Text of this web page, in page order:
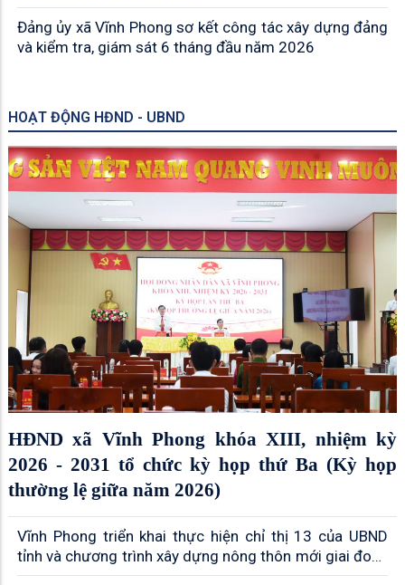
Đảng ủy xã Vĩnh Phong sơ kết công tác xây dựng đảng
và kiểm tra, giám sát 6 tháng đầu năm 2026
HOẠT ĐỘNG HĐND - UBND
HĐND xã Vĩnh Phong khóa XIII, nhiệm kỳ
2026 - 2031 tổ chức kỳ họp thứ Ba (Kỳ họp
thường lệ giữa năm 2026)
Vĩnh Phong triển khai thực hiện chỉ thị 13 của UBND
tỉnh và chương trình xây dựng nông thôn mới giai đoạn
2026 – 2030